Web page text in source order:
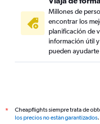
Millones de
encontrar los
planificación de
información útil
pueden
*
Cheapflights siempre trata de
los precios no están garantizados.